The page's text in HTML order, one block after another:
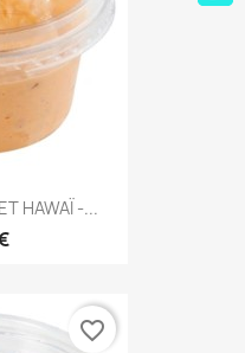
HAWAÏ -...
favorite_border